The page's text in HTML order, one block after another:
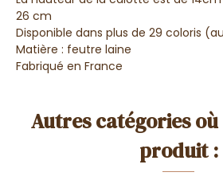
26 cm
Disponible dans plus de 29 coloris
Matière : feutre laine
Fabriqué en France
Autres catégories
produit :